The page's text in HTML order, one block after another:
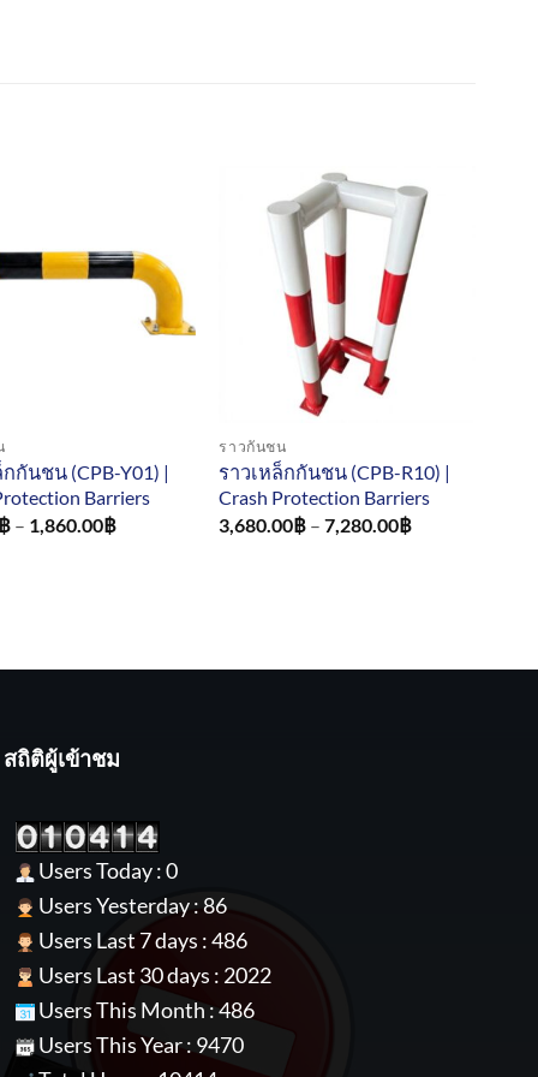
กันชน (CPB-Y01) |
Barriers
– 1,860.00฿Price
ราวกันชน
ราวเหล็กกันชน (CPB-R10) |
Crash Protection Barriers
3,680.00฿ – 7,280.00฿Price
สถิติผู้เข้าชม
Users Today : 0
Users Yesterday : 86
Users Last 7 days : 486
Users Last 30 days : 2022
Users This Month : 486
Users This Year : 9470